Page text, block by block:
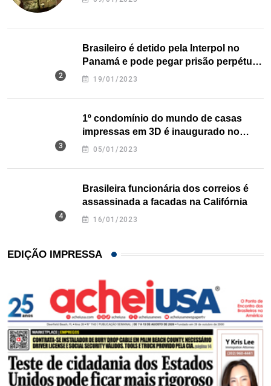
Brasileiro é detido pela Interpol no
Panamá e pode pegar prisão perpétua
nos EUA
19/01/2023
1º condomínio do mundo de casas
impressas em 3D é inaugurado no
Texas
05/01/2023
Brasileira funcionária dos correios é
assassinada a facadas na Califórnia
16/01/2023
EDIÇÃO IMPRESSA